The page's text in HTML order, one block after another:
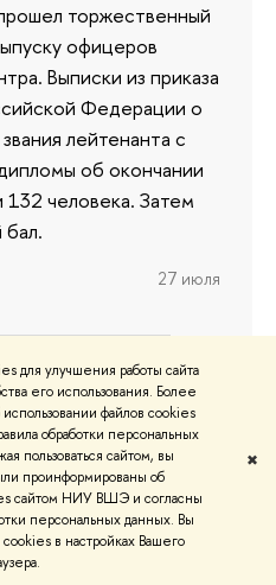
для улучшения работы сайта
его использования. Более
файлов cookies
обработки персональных
пользоваться сайтом, вы
проинформированы об
сайтом НИУ ВШЭ и согласны
персональных данных. Вы
в настройках Вашего
✖
торжественный
офицеров
Выписки из приказа
Федерации о
лейтенанта с
об окончании
132 человека. Затем
27 июля